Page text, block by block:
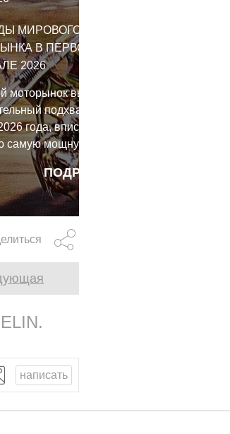
МИРОВОГО
В ПЕРВОМ
2026
ПОДРОБНЕЕ
моторынок выдал
подхват на
года, вписав в
самую мощную
за всё время
За первые три
всей планете
16,8
новых мотоциклов,
уверенный
рост на 11%.
написать